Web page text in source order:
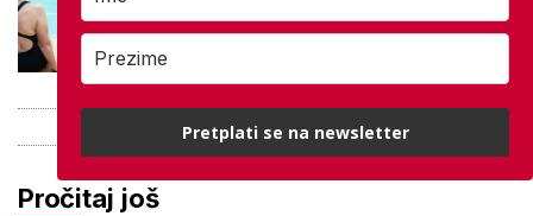
ohladiti tijekom toplinskog vala
Pročitaj još
Pretplati se na newsletter